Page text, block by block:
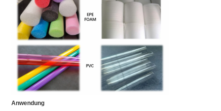
Anwendung